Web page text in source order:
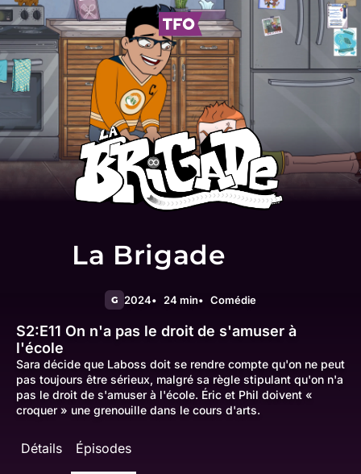
La Brigade
G 2024 24 min Comédie
S2:E11 On n'a pas le droit de s'amuser à
l'école
Sara décide que Laboss doit se rendre compte qu'on ne peut
pas toujours être sérieux, malgré sa règle stipulant qu'on n'a
pas le droit de s'amuser à l'école. Éric et Phil doivent «
croquer » une grenouille dans le cours d'arts.
Détails Épisodes